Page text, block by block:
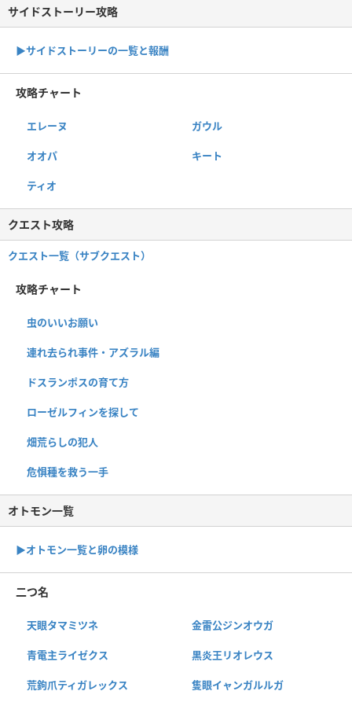
サイドストーリー攻略
▶サイドストーリーの一覧と報酬
攻略チャート
エレーヌ ガウル
オオパ キート
ティオ
クエスト攻略
クエスト一覧（サブクエスト）
攻略チャート
虫のいいお願い
連れ去られ事件・アズラル編
ドスランポスの育て方
ローゼルフィンを探して
畑荒らしの犯人
危惧種を救う一手
オトモン一覧
▶︎オトモン一覧と卵の模様
二つ名
天眼タマミツネ 金雷公ジンオウガ
青電主ライゼクス 黒炎王リオレウス
荒鉤爪ティガレックス 隻眼イャンガルルガ